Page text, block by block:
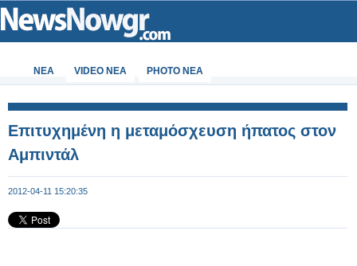
ΝΕΑ VIDEO NEA PHOTO NEA
Επιτυχημένη η μεταμόσχευση ήπατος στον
Αμπιντάλ
2012-04-11 15:20:35